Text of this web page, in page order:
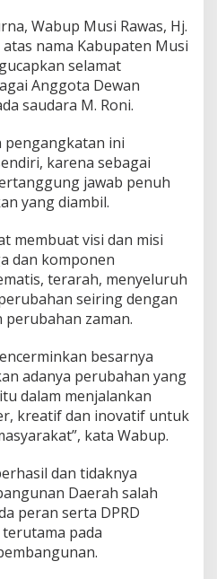
Wabup Musi Rawas, Hj.
nama Kabupaten Musi
selamat
Anggota Dewan
saudara M. Roni.
ini
karena sebagai
jawab penuh
yang diambil.
membuat visi dan misi
dan komponen
terarah, menyeluruh
seiring dengan
zaman.
besarnya
adanya perubahan yang
dalam menjalankan
kreatif dan inovatif untuk
kata Wabup.
dan tidaknya
Daerah salah
peran serta DPRD
pada